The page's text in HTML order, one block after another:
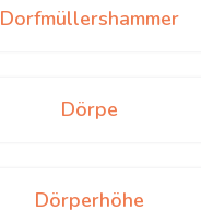
Dorfmüllershammer
Dörpe
Dörperhöhe